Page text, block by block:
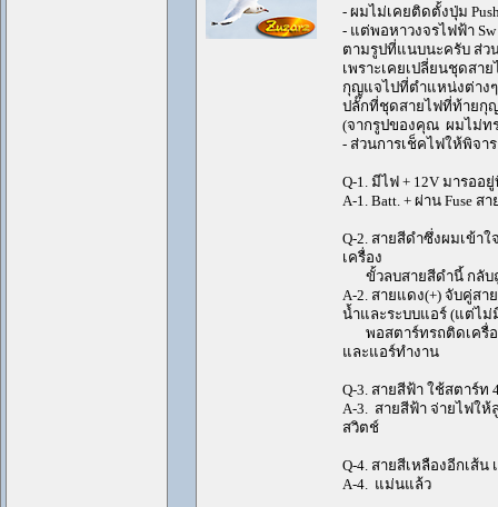
- ผมไม่เคยติดตั้งปุ่ม
- แต่พอหาวงจรไฟฟ้า
ตามรูปที่แนบนะครับ ส่ว
เพราะเคยเปลี่ยนชุดสา
กุญแจไปที่ตำแหน่งต่าง
ปลั๊กที่ชุดสายไฟที่ท้ายกุ
(จากรูปของคุณ ผมไม่ทร
- ส่วนการเช็คไฟให้พิจ
Q-1. มีไฟ + 12V มารอ
A-1. Batt. + ผ่าน Fuse
Q-2. สายสีดำซึ่งผมเข้า
เครื่อง
ขั้วลบสายสีดำนี้ กลับถู
A-2. สายแดง(+) จับคู่ส
น้ำและระบบแอร์ (แต่ไ
พอสตาร์ทรถติดเครื่อ
และแอร์ทำงาน
Q-3. สายสีฟ้า ใช้สตาร์ท
A-3. สายสีฟ้า จ่ายไฟใ
สวิตช์
Q-4. สายสีเหลืองอีกเส้น
A-4. แม่นแล้ว